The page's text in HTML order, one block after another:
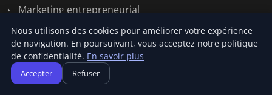
Marketing entrepreneurial
Stratégies d'affaires
Succès entrepreneurial
Vie d'entreprise
Nous utilisons des cookies pour améliorer votre expérience
de navigation. En poursuivant, vous acceptez notre politique
de confidentialité. En savoir plus
Accepter Refuser